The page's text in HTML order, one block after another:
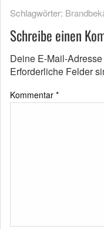
Schlagwörter:
Schreibe einen
Deine E-Mail-
Erforderliche Felder
Kommentar *